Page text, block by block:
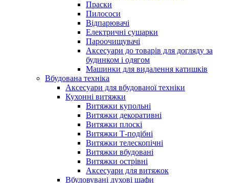
Праски
Пилососи
Відпарювачі
Електричні сушарки
Пароочищувачі
Аксесуари до товарів для догляду за
будинком і одягом
Машинки для видалення катишків
Вбудована техніка
Аксесуари для вбудованої техніки
Кухонні витяжки
Витяжки купольні
Витяжки декоративні
Витяжки плоскі
Витяжки Т-подібні
Витяжки телескопічні
Витяжки вбудовані
Витяжки острівні
Аксесуари для витяжок
Вбудовувані духові шафи